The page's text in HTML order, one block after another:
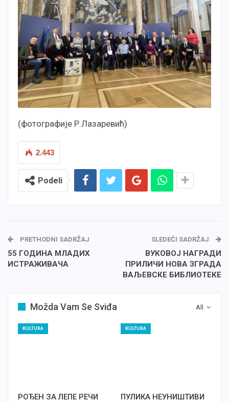
(фотографије Р.Лазаревић)
2.443
Podeli
PRETHODNI SADRŽAJ
55 ГОДИНА МЛАДИХ
ИСТРАЖИВАЧА
SLEDEĆI SADRŽAJ
ВУКОВОЈ НАГРАДИ
ПРИЛИЧИ НОВА ЗГРАДА
ВАЉЕВСКЕ БИБЛИОТЕКЕ
All
Možda Vam Se Sviđa
KULTURA
РОЂЕН ЗА ЛЕПЕ РЕЧИ
KULTURA
ПУЛИКА НЕУНИШТИВИ